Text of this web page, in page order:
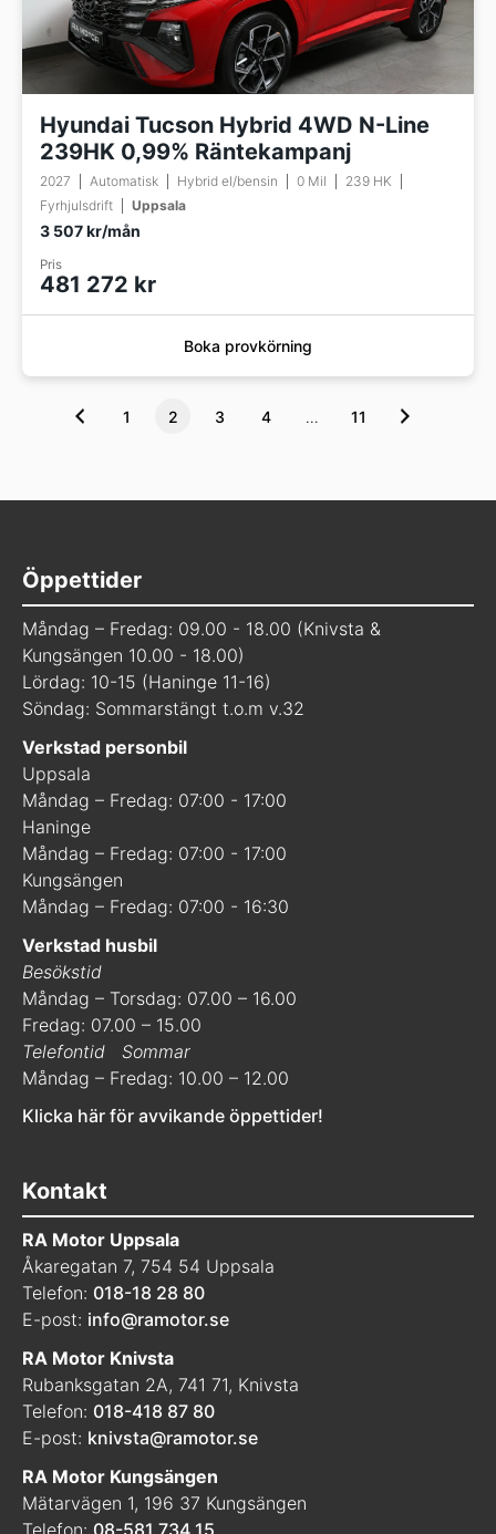
Hyundai Tucson Hybrid 4WD N-Line
239HK 0,99% Räntekampanj
2027 Automatisk Hybrid el/bensin 0 Mil
239 HK
Fyrhjulsdrift
Uppsala
3 507 kr/mån
Pris
481 272 kr
Boka provkörning
1 2 3 4 … 11
Öppettider
Måndag – Fredag: 09.00 - 18.00 (Knivsta &
Kungsängen 10.00 - 18.00)
Lördag: 10-15 (Haninge 11-16)
Söndag: Sommarstängt t.o.m v.32
Verkstad personbil
Uppsala
Måndag – Fredag: 07:00 - 17:00
Haninge
Måndag – Fredag: 07:00 - 17:00
Kungsängen
Måndag – Fredag: 07:00 - 16:30
Verkstad husbil
Besökstid
Måndag – Torsdag: 07.00 – 16.00
Fredag: 07.00 – 15.00
Telefontid
Sommar
Måndag – Fredag: 10.00 – 12.00
Klicka här för avvikande öppettider!
Kontakt
RA Motor Uppsala
Åkaregatan 7, 754 54 Uppsala
Telefon: 018-18 28 80
E-post: info@ramotor.se
RA Motor Knivsta
Rubanksgatan 2A, 741 71, Knivsta
Telefon: 018-418 87 80
E-post: knivsta@ramotor.se
RA Motor Kungsängen
Mätarvägen 1, 196 37 Kungsängen